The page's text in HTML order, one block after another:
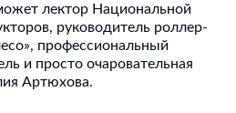
лектор Национальной
руководитель роллер-
профессиональный
и просто очаровательная
Артюхова.